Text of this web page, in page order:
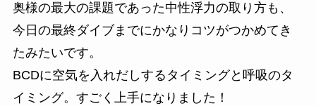
奥様の最大の課題であった中性浮力の取り方も、
今日の最終ダイブまでにかなりコツがつかめてき
たみたいです。
BCDに空気を入れだしするタイミングと呼吸のタ
イミング。すごく上手になりました！